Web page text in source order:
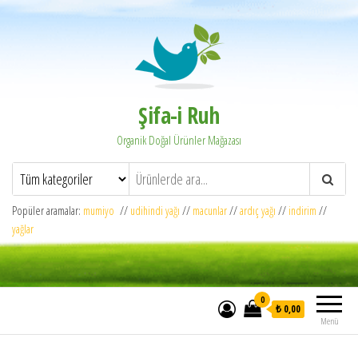
Şifa-i Ruh
Organik Doğal Ürünler Mağazası
Popüler aramalar: mumiyo // udihindi yağı // macunlar//ardıç yağı // indirim //
yağlar
Menü
0
₺ 0,00